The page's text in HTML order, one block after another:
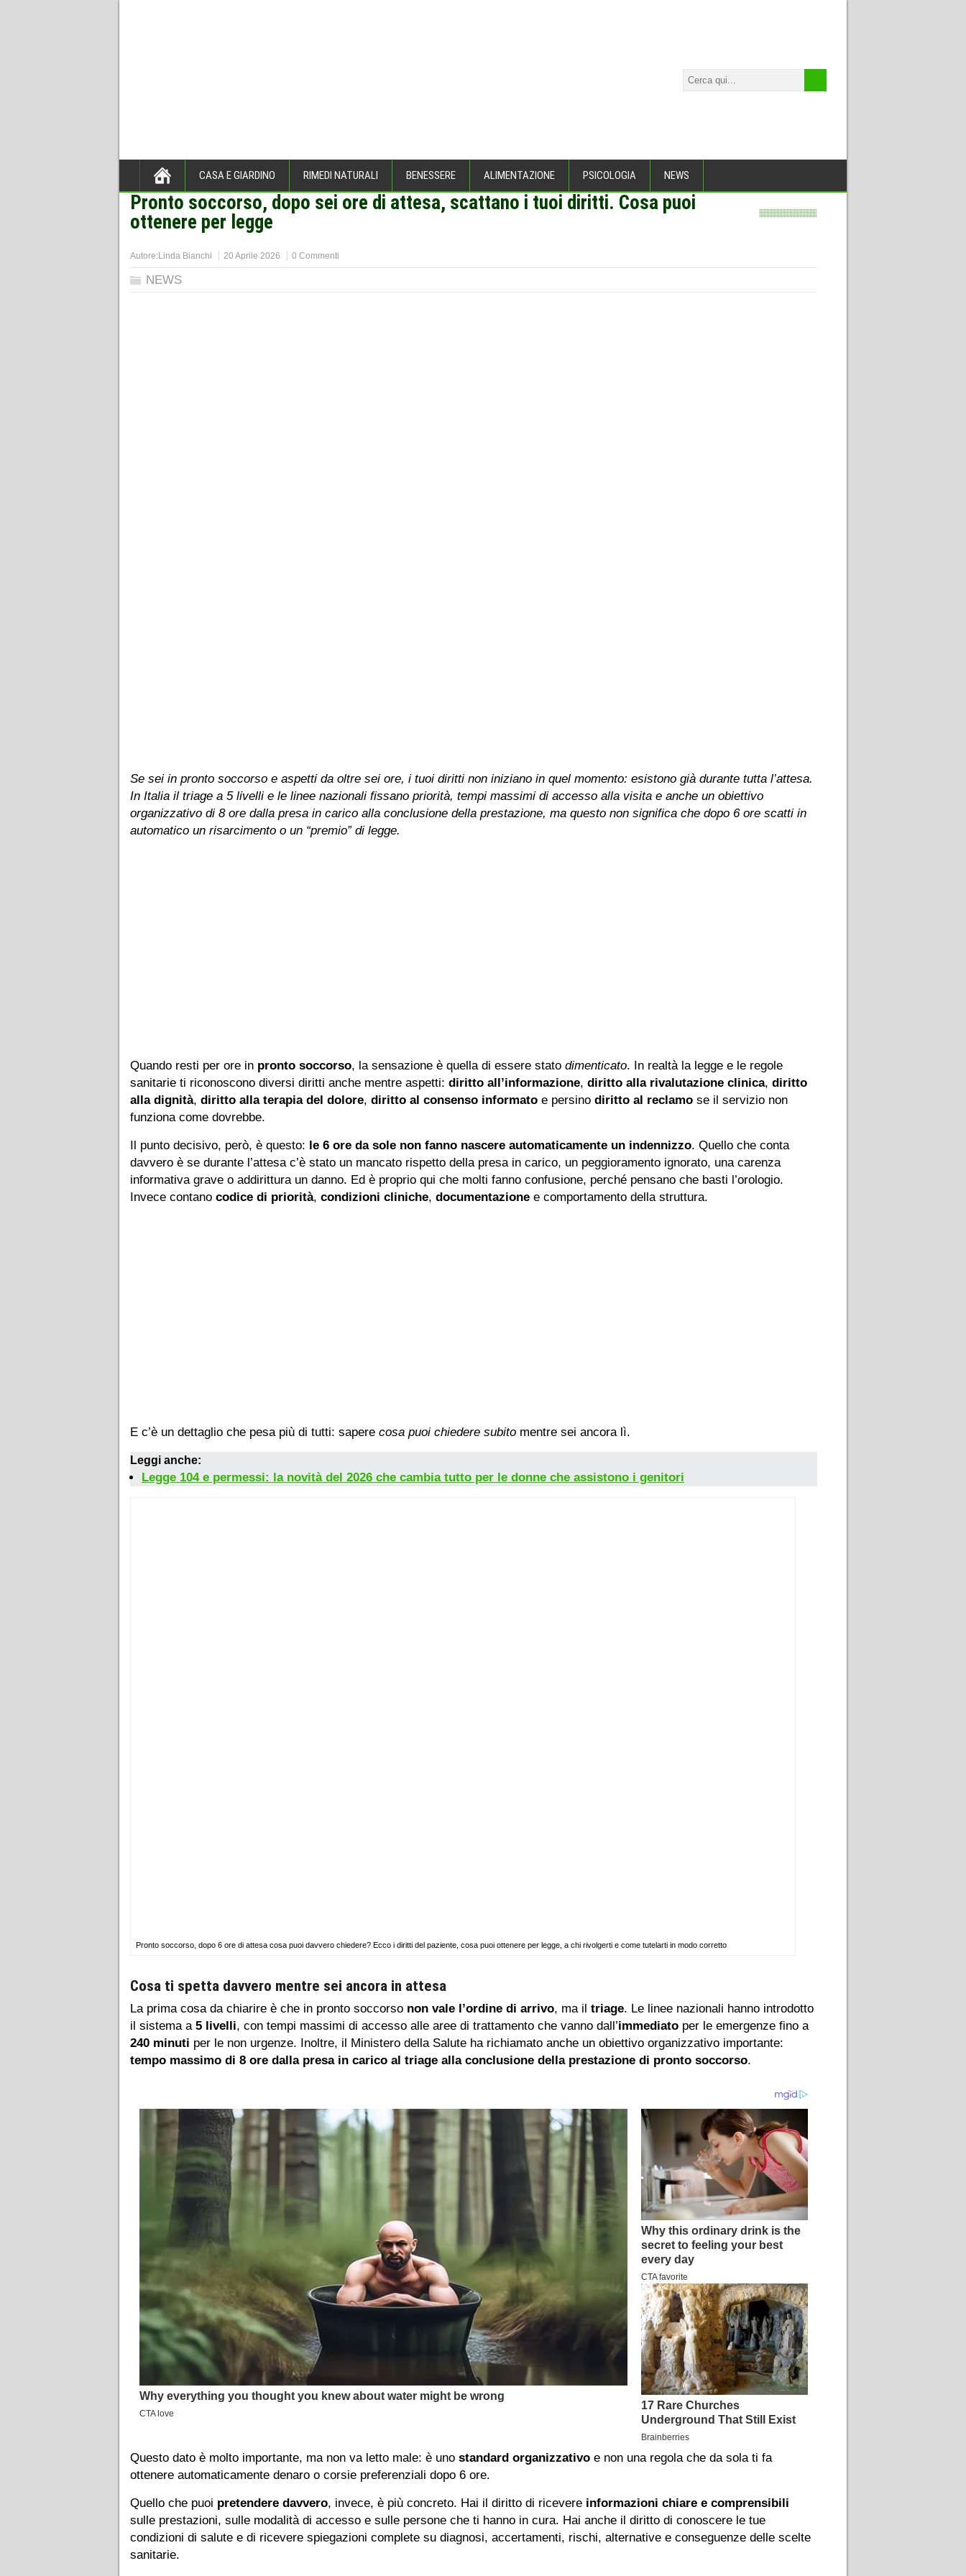
CASA E GIARDINO RIMEDI NATURALI BENESSERE ALIMENTAZIONE PSICOLOGIA NEWS
Home>NEWS>
Pronto soccorso, dopo sei ore di attesa, scattano i tuoi diritti. Cosa puoi
ottenere per legge
Autore:Linda Bianchi 20 Aprile 2026 0 Commenti
NEWS
Se sei in pronto soccorso e aspetti da oltre sei ore, i tuoi diritti non iniziano in quel momento: esistono già durante tutta l’attesa.
In Italia il triage a 5 livelli e le linee nazionali fissano priorità, tempi massimi di accesso alla visita e anche un obiettivo
organizzativo di 8 ore dalla presa in carico alla conclusione della prestazione, ma questo non significa che dopo 6 ore scatti in
automatico un risarcimento o un “premio” di legge.
Quando resti per ore in pronto soccorso, la sensazione è quella di essere stato dimenticato. In realtà la legge e le regole
sanitarie ti riconoscono diversi diritti anche mentre aspetti: diritto all’informazione, diritto alla rivalutazione clinica, diritto
alla dignità, diritto alla terapia del dolore, diritto al consenso informato e persino diritto al reclamo se il servizio non
funziona come dovrebbe.
Il punto decisivo, però, è questo: le 6 ore da sole non fanno nascere automaticamente un indennizzo. Quello che conta
davvero è se durante l’attesa c’è stato un mancato rispetto della presa in carico, un peggioramento ignorato, una carenza
informativa grave o addirittura un danno. Ed è proprio qui che molti fanno confusione, perché pensano che basti l’orologio.
Invece contano codice di priorità, condizioni cliniche, documentazione e comportamento della struttura.
E c’è un dettaglio che pesa più di tutti: sapere cosa puoi chiedere subito mentre sei ancora lì.
Leggi anche:
Legge 104 e permessi: la novità del 2026 che cambia tutto per le donne che assistono i genitori
Pronto soccorso, dopo 6 ore di attesa cosa puoi davvero chiedere? Ecco i diritti del paziente, cosa puoi ottenere per legge, a chi rivolgerti e come tutelarti in modo corretto
Cosa ti spetta davvero mentre sei ancora in attesa
La prima cosa da chiarire è che in pronto soccorso non vale l’ordine di arrivo, ma il triage. Le linee nazionali hanno introdotto
il sistema a 5 livelli, con tempi massimi di accesso alle aree di trattamento che vanno dall’immediato per le emergenze fino a
240 minuti per le non urgenze. Inoltre, il Ministero della Salute ha richiamato anche un obiettivo organizzativo importante:
tempo massimo di 8 ore dalla presa in carico al triage alla conclusione della prestazione di pronto soccorso.
Questo dato è molto importante, ma non va letto male: è uno standard organizzativo e non una regola che da sola ti fa
ottenere automaticamente denaro o corsie preferenziali dopo 6 ore.
Quello che puoi pretendere davvero, invece, è più concreto. Hai il diritto di ricevere informazioni chiare e comprensibili
sulle prestazioni, sulle modalità di accesso e sulle persone che ti hanno in cura. Hai anche il diritto di conoscere le tue
condizioni di salute e di ricevere spiegazioni complete su diagnosi, accertamenti, rischi, alternative e conseguenze delle scelte
sanitarie.